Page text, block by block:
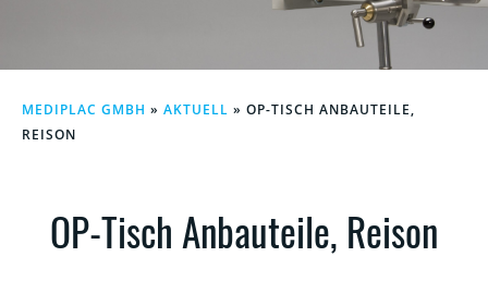
MEDIPLAC GMBH » AKTUELL » OP-TISCH ANBAUTEILE,
REISON
OP-Tisch Anbauteile, Reison